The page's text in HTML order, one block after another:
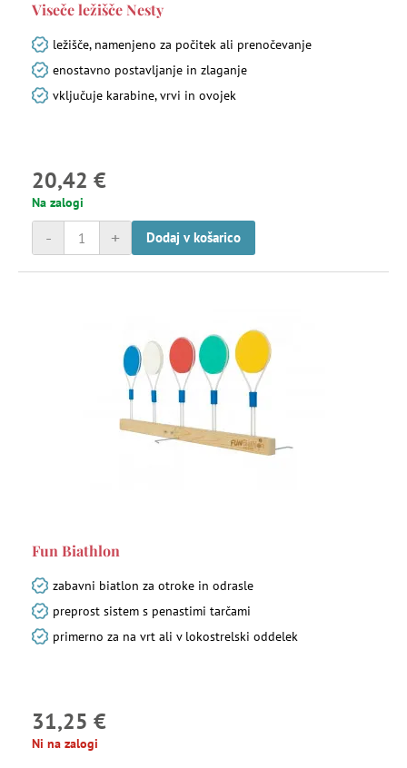
Viseče ležišče Nesty
ležišče, namenjeno za počitek ali prenočevanje
enostavno postavljanje in zlaganje
vključuje karabine, vrvi in ovojek
20,42 €
Na zalogi
+
- Dodaj v košarico
Fun Biathlon
zabavni biatlon za otroke in odrasle
preprost sistem s penastimi tarčami
primerno za na vrt ali v lokostrelski oddelek
31,25 €
Ni na zalogi